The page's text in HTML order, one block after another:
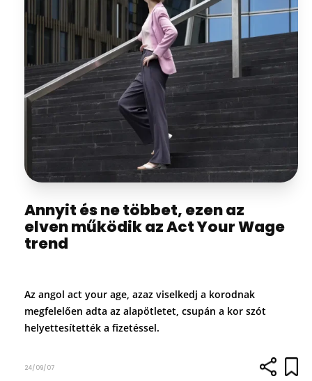
Annyit és ne többet, ezen az
elven működik az Act Your Wage
trend
Az angol act your age, azaz viselkedj a korodnak
megfelelően adta az alapötletet, csupán a kor szót
helyettesítették a fizetéssel.
24/09/07